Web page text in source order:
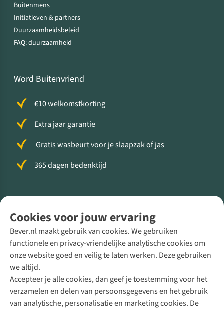
Cookies voor jouw ervaring
Bever.nl maakt gebruik van cookies. We gebruiken
functionele en privacy-vriendelijke analytische cookies om
onze website goed en veilig te laten werken. Deze gebruiken
we altijd.
Accepteer je alle cookies, dan geef je toestemming voor het
verzamelen en delen van persoonsgegevens en het gebruik
van analytische, personalisatie en marketing cookies. De
Buitenmens
Initiatieven & partners
Duurzaamheidsbeleid
FAQ: duurzaamheid
Word Buitenvriend
€10 welkomstkorting
Extra jaar garantie
Gratis wasbeurt voor je slaapzak of jas
365 dagen bedenktijd
Direct advies van een Buitenexpert
+31 (0)85 888 50 88
+31 6 12 28 49 80